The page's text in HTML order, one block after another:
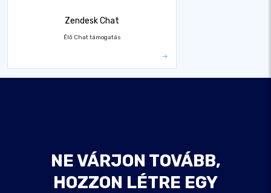
Zendesk Chat
Élő Chat támogatás
NE VÁRJON TOVÁBB,
HOZZON LÉTRE EGY